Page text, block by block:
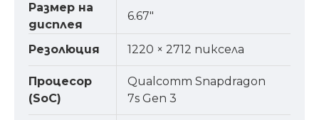
Размер на
дисплея
6.67"
Резолюция 1220 × 2712 пиксела
Процесор
(SoC)
Qualcomm Snapdragon
7s Gen 3